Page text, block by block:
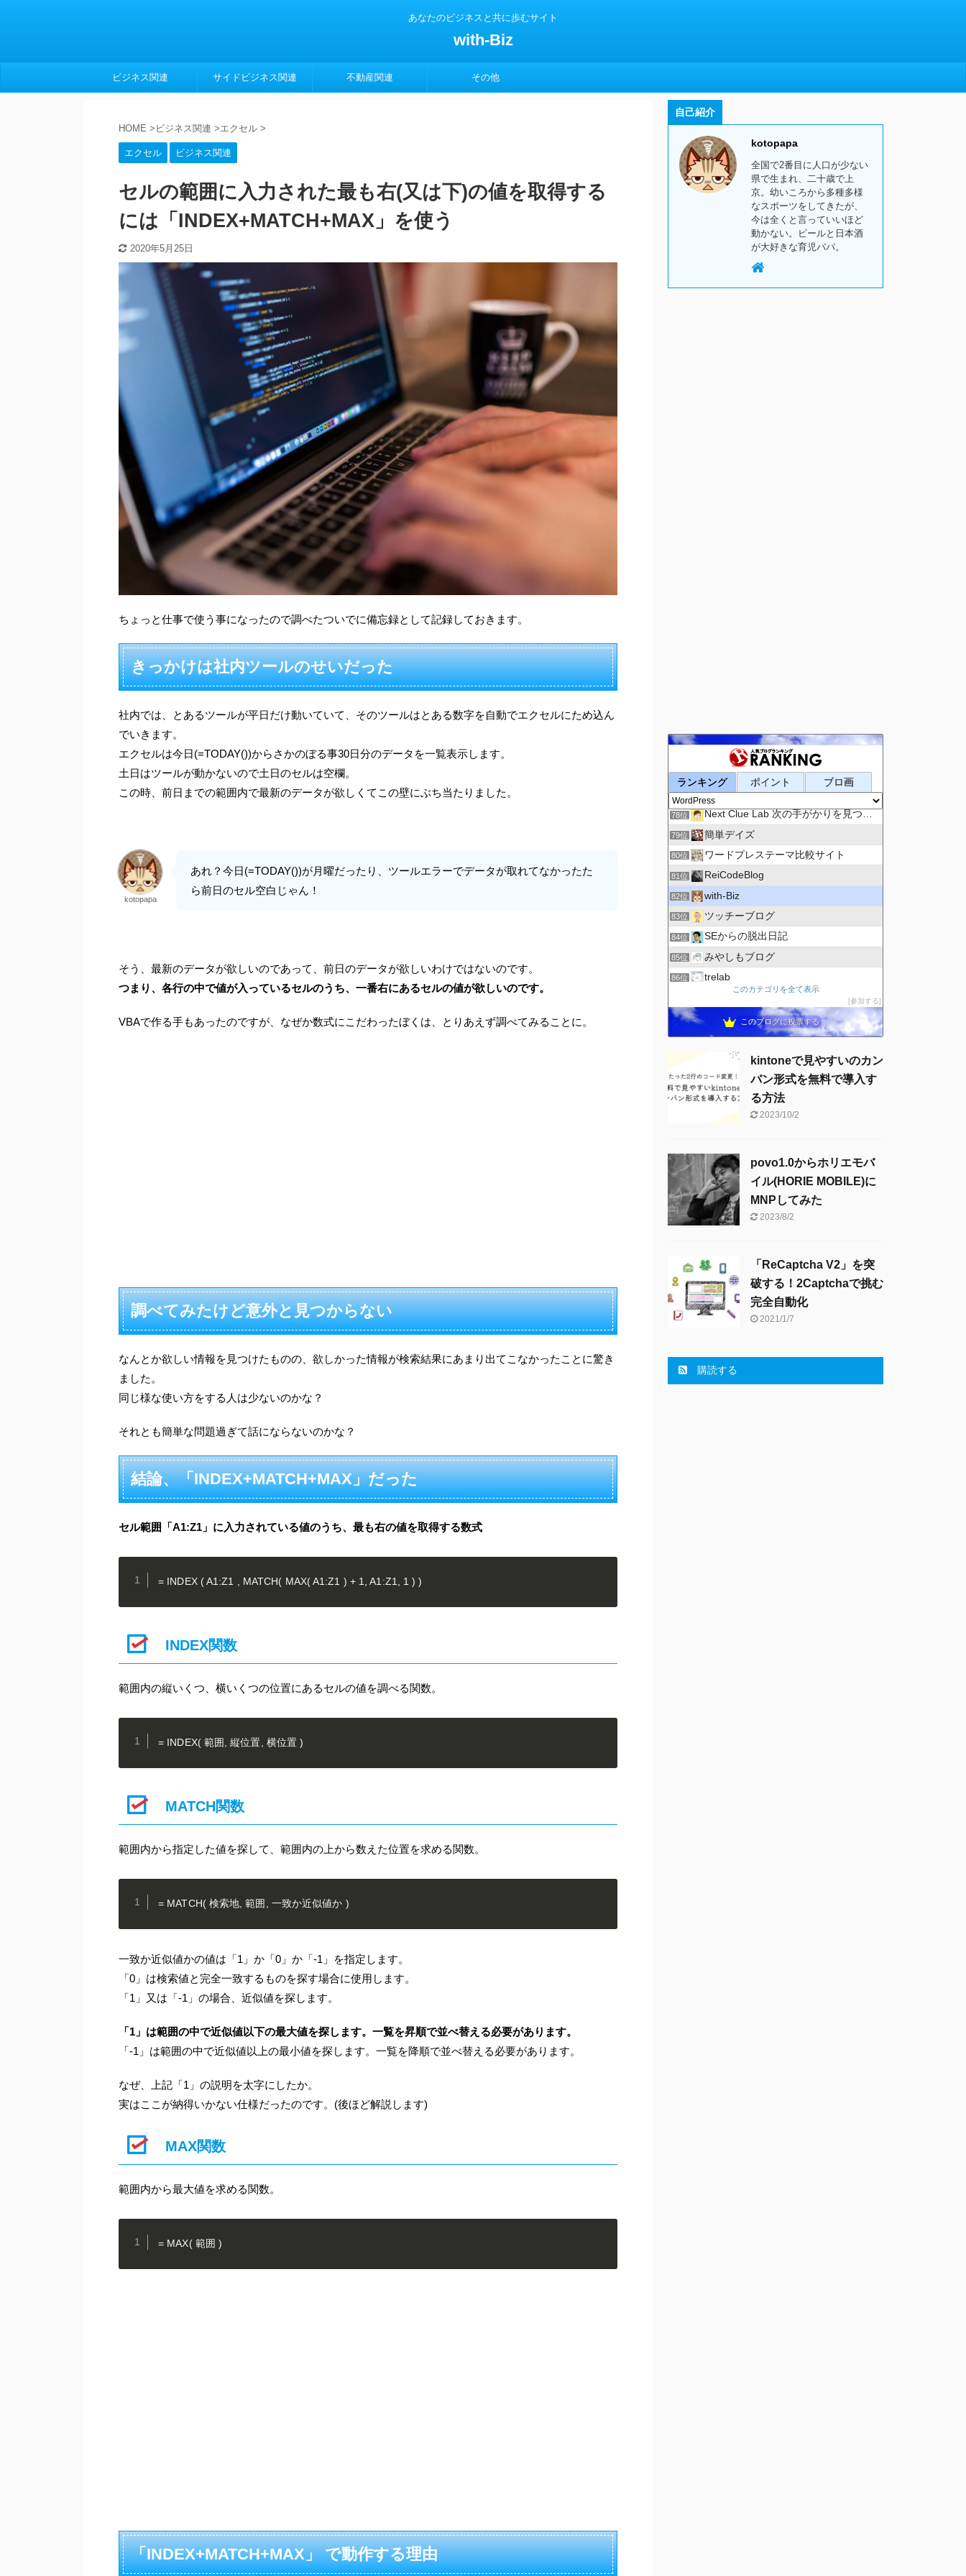
あなたのビジネスと共に歩むサイト
with-Biz
ビジネス関連 サイドビジネス関連 不動産関連 その他
HOME > ビジネス関連 >エクセル >
エクセル ビジネス関連
セルの範囲に入力された最も右(又は下)の値を取得する
には「INDEX+MATCH+MAX」を使う
2020年5月25日
ちょっと仕事で使う事になったので調べたついでに備忘録として記録しておきます。
きっかけは社内ツールのせいだった
社内では、とあるツールが平日だけ動いていて、そのツールはとある数字を自動でエクセルにため込ん
でいきます。
エクセルは今日(=TODAY())からさかのぼる事30日分のデータを一覧表示します。
土日はツールが動かないので土日のセルは空欄。
この時、前日までの範囲内で最新のデータが欲しくてこの壁にぶち当たりました。
kotopapa
あれ？今日(=TODAY())が月曜だったり、ツールエラーでデータが取れてなかったた
ら前日のセル空白じゃん！
そう、最新のデータが欲しいのであって、前日のデータが欲しいわけではないのです。
つまり、各行の中で値が入っているセルのうち、一番右にあるセルの値が欲しいのです。
VBAで作る手もあったのですが、なぜか数式にこだわったぼくは、とりあえず調べてみることに。
調べてみたけど意外と見つからない
なんとか欲しい情報を見つけたものの、欲しかった情報が検索結果にあまり出てこなかったことに驚き
ました。
同じ様な使い方をする人は少ないのかな？
それとも簡単な問題過ぎて話にならないのかな？
結論、「INDEX+MATCH+MAX」だった
セル範囲「A1:Z1」に入力されている値のうち、最も右の値を取得する数式
= INDEX ( A1:Z1 , MATCH( MAX( A1:Z1 ) + 1, A1:Z1, 1 ) )
INDEX関数
範囲内の縦いくつ、横いくつの位置にあるセルの値を調べる関数。
= INDEX( 範囲, 縦位置, 横位置 )
MATCH関数
範囲内から指定した値を探して、範囲内の上から数えた位置を求める関数。
= MATCH( 検索地, 範囲, 一致か近似値か )
一致か近似値かの値は「1」か「0」か「-1」を指定します。
「0」は検索値と完全一致するものを探す場合に使用します。
「1」又は「-1」の場合、近似値を探します。
「1」は範囲の中で近似値以下の最大値を探します。一覧を昇順で並べ替える必要があります。
「-1」は範囲の中で近似値以上の最小値を探します。一覧を降順で並べ替える必要があります。
なぜ、上記「1」の説明を太字にしたか。
実はここが納得いかない仕様だったのです。(後ほど解説します)
MAX関数
範囲内から最大値を求める関数。
= MAX( 範囲 )
「INDEX+MATCH+MAX」 で動作する理由
自己紹介
kotopapa
全国で2番目に人口が少ない
県で生まれ、二十歳で上
京。幼いころから多種多様
なスポーツをしてきたが、
今は全くと言っていいほど
動かない。ビールと日本酒
が大好きな育児パパ。
ランキング ポイント ブロ画
セルフワークの日記帳
76位 Create Line｜副業×アフィリエイトで稼ぐ方法
77位 プロガジ
78位 Next Clue Lab 次の手がかりを見つける研究所
79位 簡単デイズ
80位 ワードプレステーマ比較サイト
81位 ReiCodeBlog
82位 with-Biz
83位 ツッチーブログ
84位 SEからの脱出日記
85位 みやしもブログ
86位 trelab
88位 LIFE GAME
89位 きらり
このカテゴリを全て表示
参加する
このブログに投票する
kintoneで見やすいのカン
バン形式を無料で導入す
る方法
2023/10/2
povo1.0からホリエモバ
イル(HORIE MOBILE)に
MNPしてみた
2023/8/2
「ReCaptcha V2」を突
破する！2Captchaで挑む
完全自動化
2021/1/7
購読する